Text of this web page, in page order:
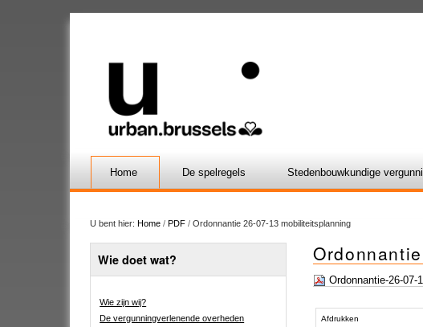
Home De spelregels Stedenbouwkundige
U bent hier: Home / PDF / Ordonnantie 26-07-13 mobiliteitsplanning
Wie doet wat?
Wie zijn wij?
De vergunningverlenende overheden
Ordonnantie-26-
acties
Afdrukken